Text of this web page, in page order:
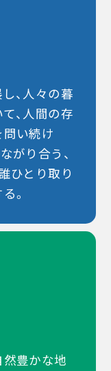
、人々の暮
、人間の存
い続け
がり合う、
ひとり取り
。
豊かな地